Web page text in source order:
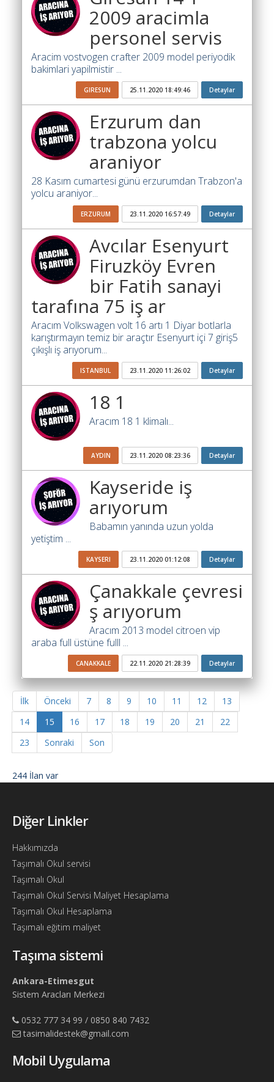
İlanlar
Arayanlar
Soför
olup
arayanlar
Aracına
Katsayısı
Ajandam
Hakkımızda
2009 aracimla
personel servis
Aracim vostvogen crafter 2009 model periyodik
bakimlari yapilmistir ...
GIRESUN 25.11.2020 18:49:46 Detaylar
Erzurum dan
trabzona yolcu
araniyor
28 Kasım cumartesi günü erzurumdan Trabzon'a
yolcu araniyor...
ERZURUM 23.11.2020 16:57:49 Detaylar
Avcılar Esenyurt
Firuzköy Evren
bir Fatih sanayi
tarafına 75 iş ar
Aracım Volkswagen volt 16 artı 1 Diyar botlarla
karıştırmayın temiz bir araçtır Esenyurt içi 7 giriş5
çıkışlı iş arıyorum...
ISTANBUL 23.11.2020 11:26:02 Detaylar
18 1
Aracım 18 1 klimalı...
AYDIN 23.11.2020 08:23:36 Detaylar
Kayseride iş
arıyorum
Babamın yanında uzun yolda
yetiştim ...
KAYSERI 23.11.2020 01:12:08 Detaylar
Çanakkale çevresi
ş arıyorum
Aracım 2013 model citroen vip
araba full üstüne fulll ...
CANAKKALE 22.11.2020 21:28:39 Detaylar
İlk Önceki 7 8 9 10 11 12
13
14
15 16 17 18 19 20 21
22
23
Sonraki Son
244 İlan var
Diğer Linkler
Hakkımızda
Taşımalı Okul servisi
Taşımalı Okul
Taşımalı Okul Servisi Maliyet Hesaplama
Taşımalı Okul Hesaplama
Taşımalı eğitim maliyet
Taşıma sistemi
Ankara-Etimesgut
Sistem Aracları Merkezi
0532 777 34 99 / 0850 840 7432
tasimalidestek@gmail.com
Mobil Uygulama